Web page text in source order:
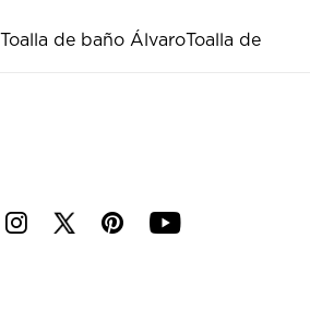
Toalla de baño ÁlvaroToalla de
i p y